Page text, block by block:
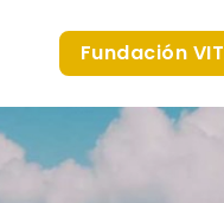
Fundación